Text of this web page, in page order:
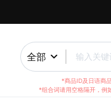
全部 输入关
*商品ID及日语商
*组合词请用空格隔开，例